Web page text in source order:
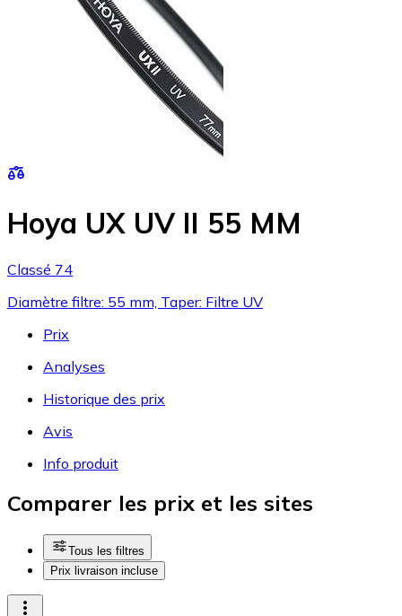
Hoya UX UV II 55 MM
Classé 74
Diamètre filtre: 55 mm, Taper: Filtre UV
Prix
Analyses
Historique des prix
Avis
Info produit
Comparer les prix et les sites
Tous les filtres
Prix livraison incluse